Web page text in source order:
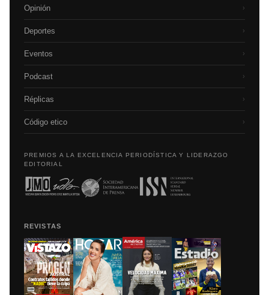
Opinión ›
Deportes ›
Eventos ›
Podcast ›
Réplicas ›
Código etico ›
PREMIOS A LA EXCELENCIA PERIODÍSTICA Y LIDERAZGO
EDITORIAL
REVISTAS